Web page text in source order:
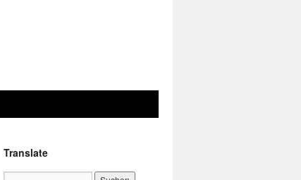
Translate